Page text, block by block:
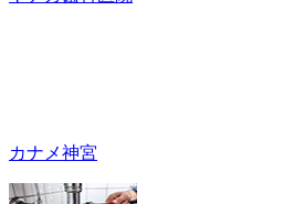
カナメ神宮